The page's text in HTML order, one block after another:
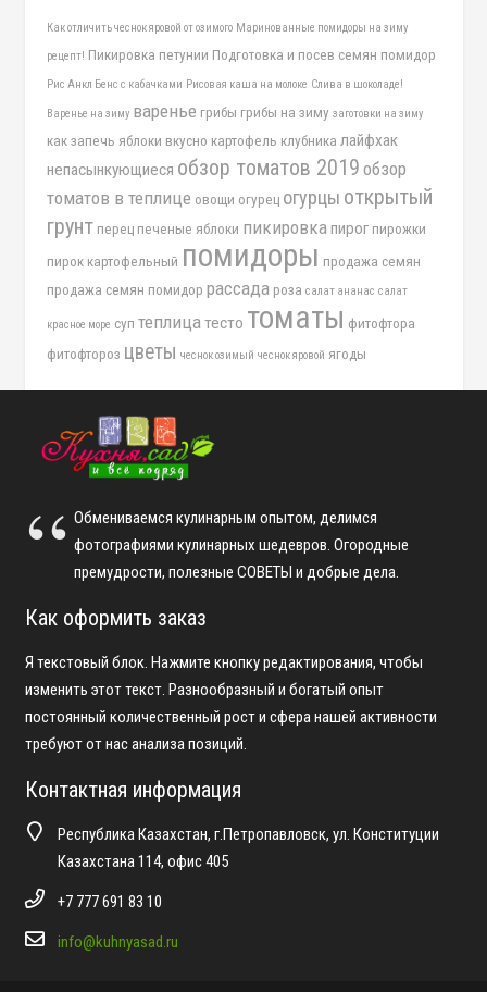
Как отличить чеснок яровой от озимого Маринованные помидоры на зиму
рецепт! Пикировка петунии Подготовка и посев семян помидор
Рис Анкл Бенс с кабачками Рисовая каша на молоке Слива в шоколаде!
Варенье на зиму варенье грибы грибы на зиму заготовки на зиму
как запечь яблоки вкусно картофель клубника лайфхак
непасынкующиеся обзор томатов 2019 обзор
томатов в теплице овощи огурец огурцы открытый
грунт перец печеные яблоки пикировка пирог пирожки
пирок картофельный помидоры продажа семян
продажа семян помидор рассада роза салат ананас салат
красное море суп теплица тесто томаты фитофтора
фитофтороз цветы чеснок озимый чеснок яровой ягоды
Обмениваемся кулинарным опытом, делимся
фотографиями кулинарных шедевров. Огородные
премудрости, полезные СОВЕТЫ и добрые дела.
Как оформить заказ
Я текстовый блок. Нажмите кнопку редактирования, чтобы
изменить этот текст. Разнообразный и богатый опыт
постоянный количественный рост и сфера нашей активности
требуют от нас анализа позиций.
Контактная информация
Республика Казахстан, г.Петропавловск, ул. Конституции
Казахстана 114, офис 405
+7 777 691 83 10
info@kuhnyasad.ru